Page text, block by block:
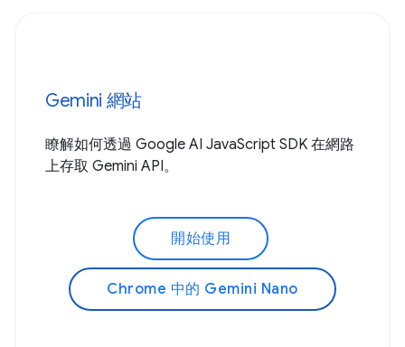
Gemini 網站
瞭解如何透過 Google AI JavaScript SDK 在網路
上存取 Gemini API。
開始使用
Chrome 中的 Gemini Nano